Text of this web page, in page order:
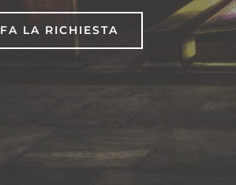
FA LA RICHIESTA